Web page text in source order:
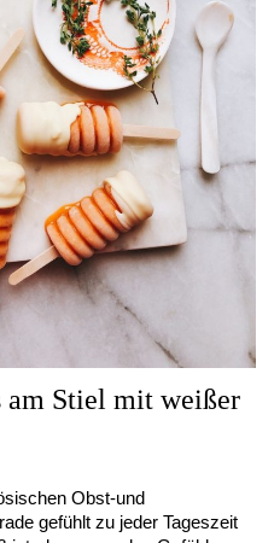
Stiel mit weißer
Obst-und
gefühlt zu jeder Tageszeit